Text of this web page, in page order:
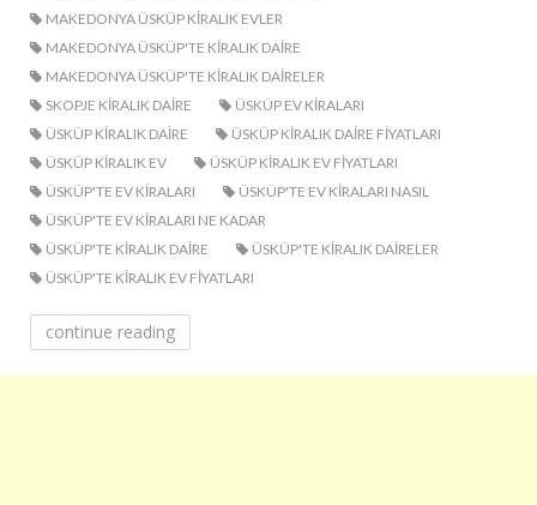
MAKEDONYA ÜSKÜP KIRALIK EVLER
MAKEDONYA ÜSKÜP'TE KIRALIK DAIRE
MAKEDONYA ÜSKÜP'TE KIRALIK DAIRELER
SKOPJE KIRALIK DAIRE
ÜSKÜP EV KIRALARI
ÜSKÜP KIRALIK DAIRE
ÜSKÜP KIRALIK DAIRE FIYATLARI
ÜSKÜP KIRALIK EV
ÜSKÜP KIRALIK EV FIYATLARI
ÜSKÜP'TE EV KIRALARI
ÜSKÜP'TE EV KIRALARI NASIL
ÜSKÜP'TE EV KIRALARI NE KADAR
ÜSKÜP'TE KIRALIK DAIRE
ÜSKÜP'TE KIRALIK DAIRELER
ÜSKÜP'TE KIRALIK EV FIYATLARI
continue reading